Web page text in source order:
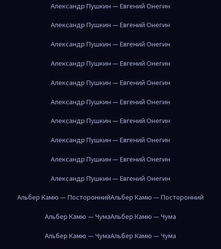
Александр Пушкин — Евгений Онегин
Александр Пушкин — Евгений Онегин
Александр Пушкин — Евгений Онегин
Александр Пушкин — Евгений Онегин
Александр Пушкин — Евгений Онегин
Александр Пушкин — Евгений Онегин
Александр Пушкин — Евгений Онегин
Александр Пушкин — Евгений Онегин
Александр Пушкин — Евгений Онегин
Александр Пушкин — Евгений Онегин
Альбер Камю — ПостороннийАльбер Камю — Посторонний
Альбер Камю — ЧумаАльбер Камю — Чума
Альбер Камю — ЧумаАльбер Камю — Чума